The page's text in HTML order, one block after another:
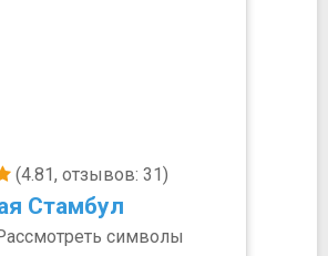
(4.81, отзывов: 31)
Стамбул
символы